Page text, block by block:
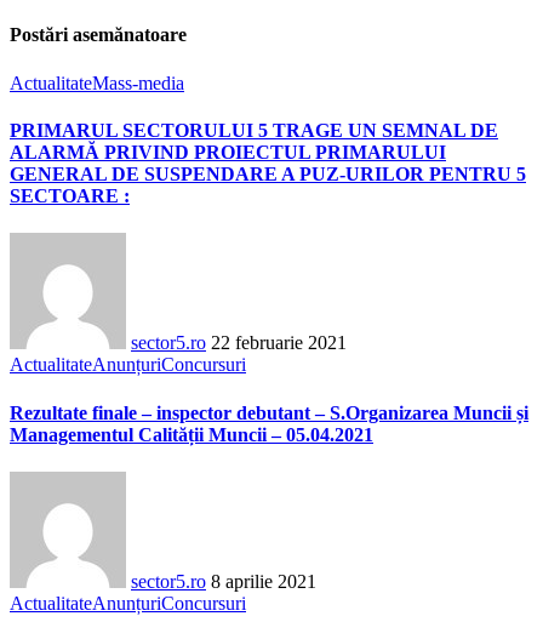
Postări asemănatoare
ActualitateMass-media
PRIMARUL SECTORULUI 5 TRAGE UN SEMNAL DE
ALARMĂ PRIVIND PROIECTUL PRIMARULUI
GENERAL DE SUSPENDARE A PUZ-URILOR PENTRU 5
SECTOARE :
sector5.ro 22 februarie 2021
ActualitateAnunțuriConcursuri
Rezultate finale – inspector debutant – S.Organizarea Muncii și
Managementul Calității Muncii – 05.04.2021
sector5.ro 8 aprilie 2021
ActualitateAnunțuriConcursuri